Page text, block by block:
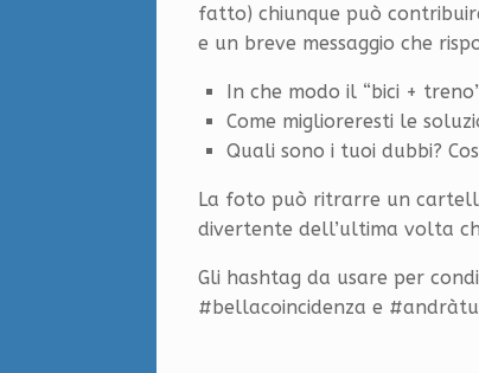
fatto) chiunque può
e un breve messaggio che
In che modo il “bici +
Come miglioreresti le
Quali sono i tuoi dubbi?
La foto può ritrarre un
divertente dell’ultima volta
Gli hashtag da usare per
#bellacoincidenza e